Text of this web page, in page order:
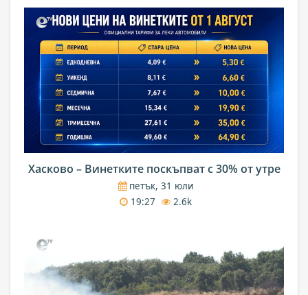
Хасково – Винетките поскъпват с 30% от утре
петък, 31 юли
19:27
2.6k